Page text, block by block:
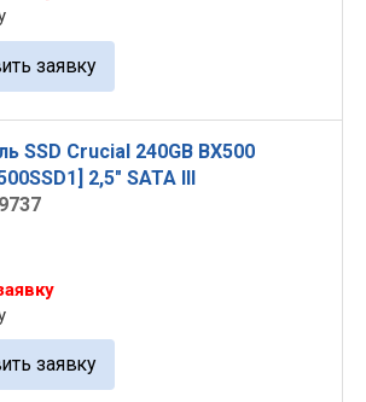
заявку
SSD Crucial 240GB BX500
2,5" SATA III
заявку